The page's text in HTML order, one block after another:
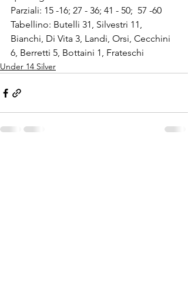
Parziali: 15 -16; 27 - 36; 41 - 50;  57 -60
Tabellino: Butelli 31, Silvestri 11,
Bianchi, Di Vita 3, Landi, Orsi, Cecchini
6, Berretti 5, Bottaini 1, Frateschi
Under 14 Silver